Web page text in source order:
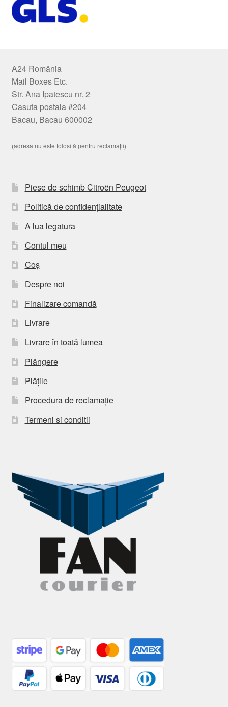
A24 România
Mail Boxes Etc.
Str. Ana Ipatescu nr. 2
Casuta postala #204
Bacau, Bacau 600002
(adresa nu este folosită pentru reclamații)
Piese de schimb Citroën Peugeot
Politică de confidențialitate
A lua legatura
Contul meu
Coș
Despre noi
Finalizare comandă
Livrare
Livrare în toată lumea
Plângere
Plățile
Procedura de reclamație
Termeni si conditii